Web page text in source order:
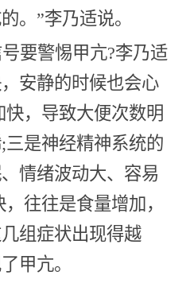
。”李乃适说。
要警惕甲亢?李乃适
安静的时候也会心
，导致大便次数明
三是神经精神系统的
情绪波动大、容易
往往是食量增加，
组症状出现得越
甲亢。